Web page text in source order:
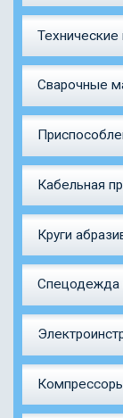
Технические
Сварочные
Кабельная
Круги
Спецодежда